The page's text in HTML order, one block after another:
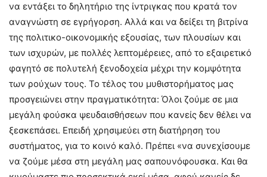
να εντάξει το δηλητήριο της ίντριγκας που κρατά τον
αναγνώστη σε εγρήγορση. Αλλά και να δείξει τη βιτρίνα
της πολιτικο-οικονομικής εξουσίας, των πλουσίων και
των ισχυρών, με πολλές λεπτομέρειες, από το εξαιρετικό
φαγητό σε πολυτελή ξενοδοχεία μέχρι την κομψότητα
των ρούχων τους. Το τέλος του μυθιστορήματος μας
προσγειώνει στην πραγματικότητα: Όλοι ζούμε σε μια
μεγάλη φούσκα ψευδαισθήσεων που κανείς δεν θέλει να
ξεσκεπάσει. Επειδή χρησιμεύει στη διατήρηση του
συστήματος, για το κοινό καλό. Πρέπει «να συνεχίσουμε
να ζούμε μέσα στη μεγάλη μας σαπουνόφουσκα. Και θα